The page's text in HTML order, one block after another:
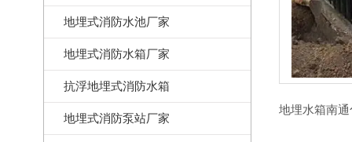
地埋式消防水池厂家
地埋式消防水箱厂家
抗浮地埋式消防水箱
地埋式消防泵站厂家